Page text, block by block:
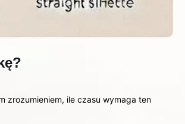
zrozumieniem, ile czasu wymaga ten